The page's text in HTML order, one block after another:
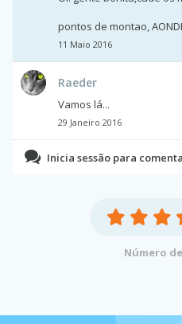
pontos de montao,
11 Maio 2016
Raeder
Vamos lá...
29 Janeiro 2016
Inicia sessão para
Número